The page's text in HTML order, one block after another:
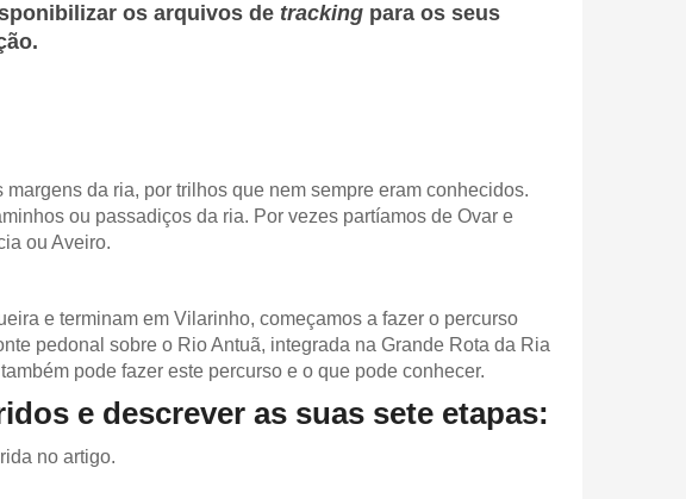
os arquivos de tracking para os seus
da ria, por trilhos que nem sempre eram conhecidos.
ou passadiços da ria. Por vezes partíamos de Ovar e
ou Aveiro.
e terminam em Vilarinho, começamos a fazer o percurso
pedonal sobre o Rio Antuã, integrada na Grande Rota da Ria
pode fazer este percurso e o que pode conhecer.
e descrever as suas sete etapas:
no artigo.